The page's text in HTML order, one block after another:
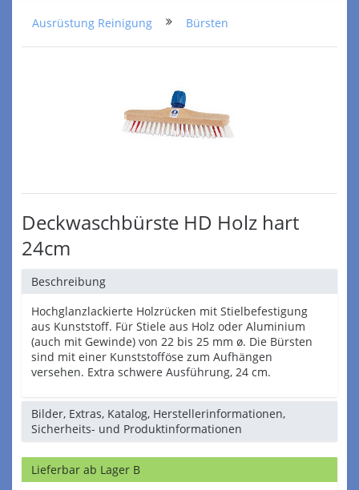
Ausrüstung Reinigung Bürsten
Deckwaschbürste HD Holz hart
24cm
Beschreibung
Hochglanzlackierte Holzrücken mit Stielbefestigung
aus Kunststoff. Für Stiele aus Holz oder Aluminium
(auch mit Gewinde) von 22 bis 25 mm ø. Die Bürsten
sind mit einer Kunststofföse zum Aufhängen
versehen. Extra schwere Ausführung, 24 cm.
Bilder, Extras, Katalog, Herstellerinformationen,
Sicherheits- und Produktinformationen
Lieferbar ab Lager B